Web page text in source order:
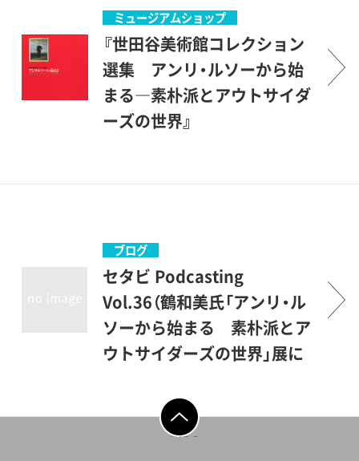
ミュージアムショップ
『世田谷美術館コレクション
選集 アンリ・ルソーから始
まる―素朴派とアウトサイダ
ーズの世界』
望カタログ1. 画家宣言―ア
ンリ・ルソー2. 余暇に描く
3. 人生の夕映え4. On the
Street, On the Road 道端と
放浪の画家5. 才能を見出さ
画家6. 絵にして伝えたい―
久永勉7. シュルレアリスム
ブログ
セタビ Podcasting
Vol.36（鶴和美氏「アンリ・ル
ソーから始まる 素朴派とア
ウトサイダーズの世界」展に
ゲスト：鶴和美氏 （久永強の
次女、ヴァイオリニスト）ナビ
ページの先頭へ戻